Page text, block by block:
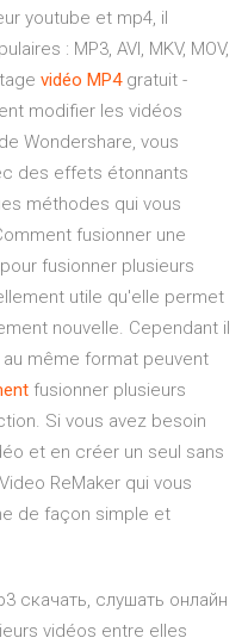
youtube et mp4, il
: MP3, AVI, MKV, MOV,
vidéo MP4gratuit -
modifier les vidéos
Wondershare, vous
des effets étonnants
méthodes qui vous
fusionner une
fusionner plusieurs
utile qu'elle permet
nouvelle. Cependant il
même format peuvent
fusionner plusieurs
Si vous avez besoin
et en créer un seul sans
ReMaker qui vous
de façon simple et
скачать, слушать онлайн
vidéos entre elles